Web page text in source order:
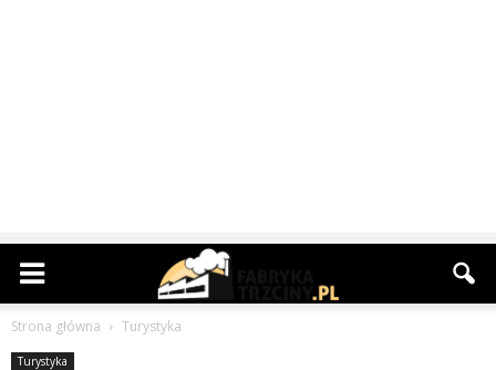
Strona główna Turystyka
Turystyka